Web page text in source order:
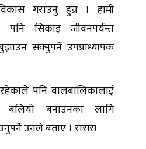
गराउनु हुन्न । हामी
सिकाइ जीवनपर्यन्त
सक्नुपर्ने उपप्राध्यापक
रहेकाले पनि बालबालिकालाई
बलियो बनाउनका लागि
उनले बताए । रासस